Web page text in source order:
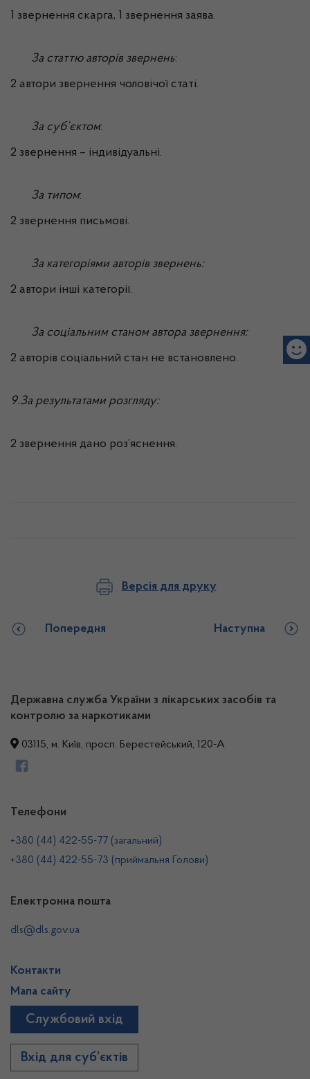
1 звернення скарга, 1 звернення заява.
За статтю авторів звернень:
2 автори звернення чоловічої статі.
За суб’єктом:
2 звернення – індивідуальні.
За типом:
2 звернення письмові.
За категоріями авторів звернень:
2 автори інші категорії.
За соціальним станом автора звернення:
2 авторів соціальний стан не встановлено.
9.За результатами розгляду:
2 звернення дано роз’яснення.
Версія для друку
Попередня Наступна
Державна служба України з лікарських засобів та
контролю за наркотиками
03115, м. Київ, просп. Берестейський, 120-А
Телефони
+380 (44) 422-55-77 (загальний)
+380 (44) 422-55-73 (приймальня Голови)
Електронна пошта
dls@dls.gov.ua
Контакти
Мапа сайту
Службовий вхід
Вхід для суб’єктів